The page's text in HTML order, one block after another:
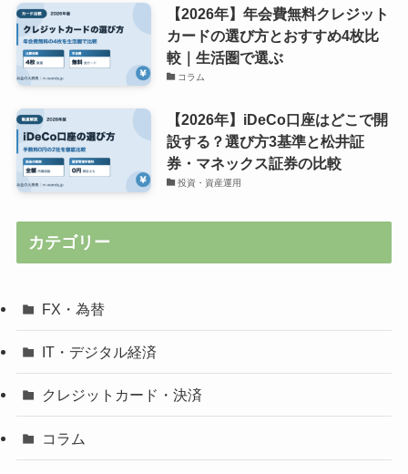
【2026年】年会費無料クレジット
カードの選び方とおすすめ4枚比
較｜生活圏で選ぶ
コラム
【2026年】iDeCo口座はどこで開
設する？選び方3基準と松井証
券・マネックス証券の比較
投資・資産運用
カテゴリー
FX・為替
IT・デジタル経済
クレジットカード・決済
コラム